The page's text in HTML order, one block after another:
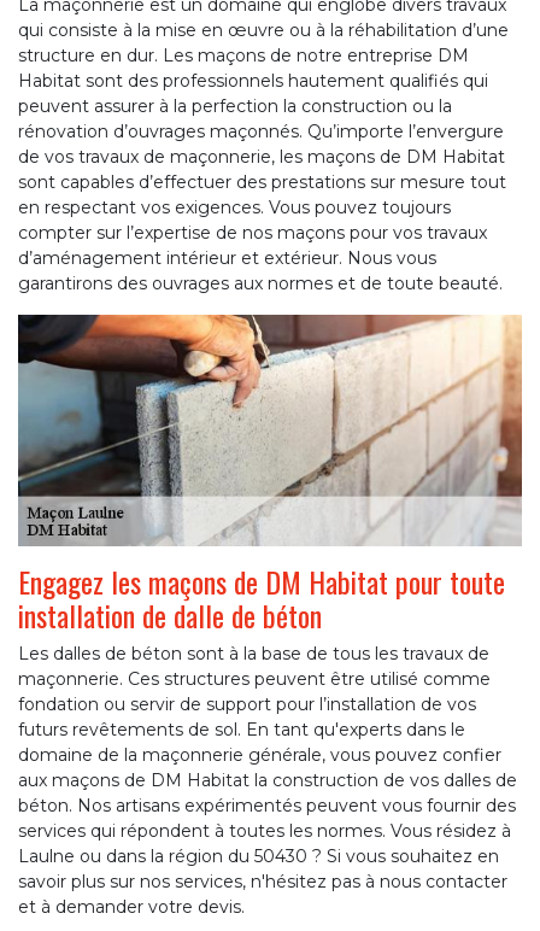
La maçonnerie est un domaine qui englobe divers travaux
qui consiste à la mise en œuvre ou à la réhabilitation d’une
structure en dur. Les maçons de notre entreprise DM
Habitat sont des professionnels hautement qualifiés qui
peuvent assurer à la perfection la construction ou la
rénovation d’ouvrages maçonnés. Qu’importe l’envergure
de vos travaux de maçonnerie, les maçons de DM Habitat
sont capables d’effectuer des prestations sur mesure tout
en respectant vos exigences. Vous pouvez toujours
compter sur l’expertise de nos maçons pour vos travaux
d’aménagement intérieur et extérieur. Nous vous
garantirons des ouvrages aux normes et de toute beauté.
Engagez les maçons de DM Habitat pour toute
installation de dalle de béton
Les dalles de béton sont à la base de tous les travaux de
maçonnerie. Ces structures peuvent être utilisé comme
fondation ou servir de support pour l’installation de vos
futurs revêtements de sol. En tant qu'experts dans le
domaine de la maçonnerie générale, vous pouvez confier
aux maçons de DM Habitat la construction de vos dalles de
béton. Nos artisans expérimentés peuvent vous fournir des
services qui répondent à toutes les normes. Vous résidez à
Laulne ou dans la région du 50430 ? Si vous souhaitez en
savoir plus sur nos services, n'hésitez pas à nous contacter
et à demander votre devis.